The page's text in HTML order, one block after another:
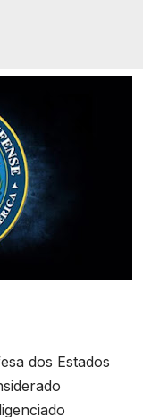
dos Estados